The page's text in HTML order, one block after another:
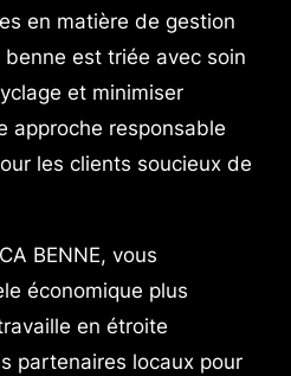
en matière de gestion
est triée avec soin
et minimiser
approche responsable
les clients soucieux de
BENNE, vous
économique plus
en étroite
partenaires locaux pour